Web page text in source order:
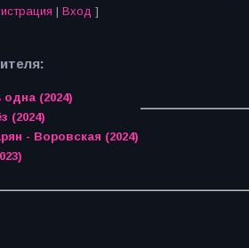
| Вход ]
(2024)
(2024)
- Воровская (2024)